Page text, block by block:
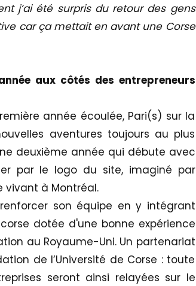
j’ai été surpris du retour des gens
car ça mettait en avant une Corse
aux côtés des entrepreneurs
année écoulée, Pari(s) sur la
aventures toujours au plus
deuxième année qui débute avec
par le logo du site, imaginé par
vivant à Montréal.
son équipe en y intégrant
dotée d'une bonne expérience
au Royaume-Uni. Un partenariat
de l’Université de Corse : toute
seront ainsi relayées sur le